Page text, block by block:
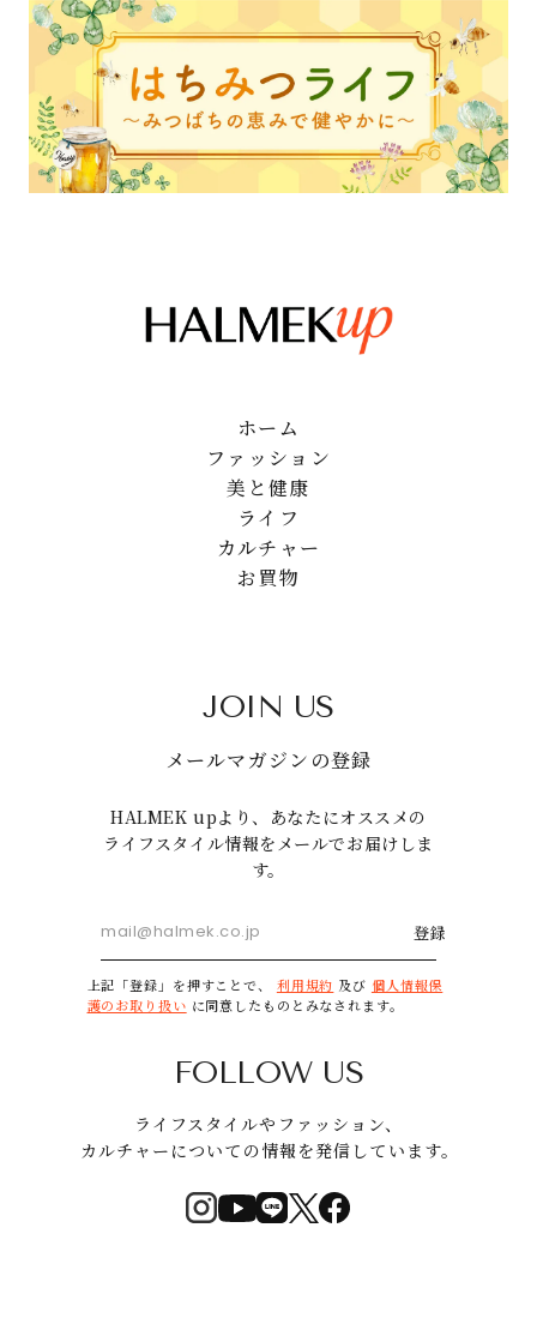
ホーム
ファッション
美と健康
ライフ
カルチャー
お買物
JOIN US
メールマガジンの登録
HALMEK upより、あなたにオススメの
ライフスタイル情報をメールでお届けしま
す。
登録
上記「登録」を押すことで、 利用規約 及び 個人情報保
護のお取り扱い に同意したものとみなされます。
FOLLOW US
ライフスタイルやファッション、
カルチャーについての情報を発信しています。